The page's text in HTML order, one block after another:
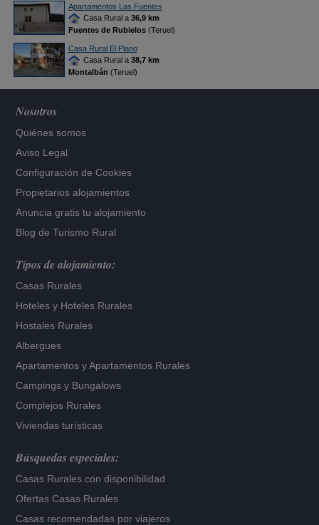
Apartamentos Las Fuentes
Casa Rural a 36,9 km
Fuentes de Rubielos(Teruel)
Casa Rural El Plano
Casa Rural a 38,7 km
Montalbán (Teruel)
Nosotros
Quiénes somos
Aviso Legal
Configuración de Cookies
Propietarios alojamientos
Anuncia gratis tu alojamiento
Blog de Turismo Rural
Tipos de alojamiento:
Casas Rurales
Hoteles y Hoteles Rurales
Hostales Rurales
Albergues
Apartamentos yApartamentos Rurales
Campings y Bungalows
Complejos Rurales
Viviendas turísticas
Búsquedas especiales:
Casas Rurales con disponibilidad
Ofertas Casas Rurales
Casas recomendadas por viajeros